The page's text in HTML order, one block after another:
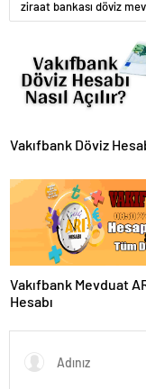
ziraat bankası döviz
Vakıfbank Döviz
Vakıfbank Mevduat
Hesabı